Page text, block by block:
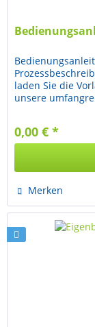
laden Sie die
unsere
0,00 € *
Merken